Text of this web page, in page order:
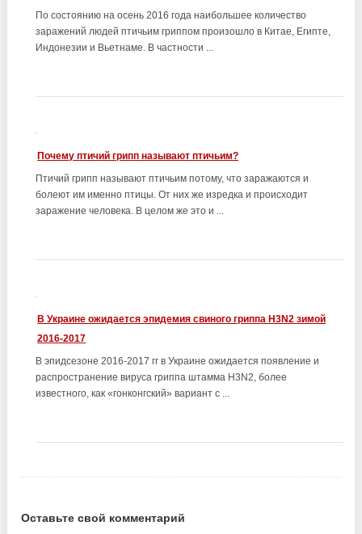
По состоянию на осень 2016 года наибольшее количество
заражений людей птичьим гриппом произошло в Китае, Египте,
Индонезии и Вьетнаме. В частности ...
Почему птичий грипп называют птичьим?
Птичий грипп называют птичьим потому, что заражаются и
болеют им именно птицы. От них же изредка и происходит
заражение человека. В целом же это и ...
В Украине ожидается эпидемия свиного гриппа H3N2 зимой
2016-2017
В эпидсезоне 2016-2017 гг в Украине ожидается появление и
распространение вируса гриппа штамма H3N2, более
известного, как «гонконгский» вариант с ...
Оставьте свой комментарий